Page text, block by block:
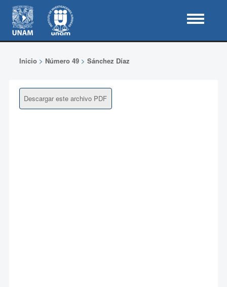
Inicio> Número 49> Sánchez Díaz
Descargar este archivo PDF